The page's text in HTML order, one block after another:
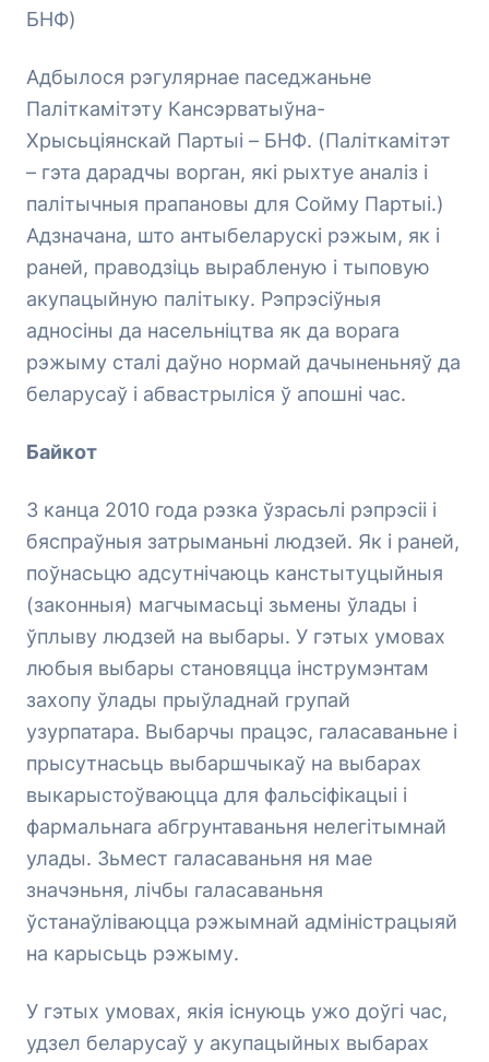
БНФ)
Адбылося рэгулярнае паседжаньне
Паліткамітэту Кансэрватыўна-
Хрысьціянскай Партыі – БНФ. (Паліткамітэт
– гэта дарадчы ворган, які рыхтуе аналіз і
палітычныя прапановы для Сойму Партыі.)
Адзначана, што антыбеларускі рэжым, як і
раней, праводзіць вырабленую і тыповую
акупацыйную палітыку. Рэпрэсіўныя
адносіны да насельніцтва як да ворага
рэжыму сталі даўно нормай дачыненьняў да
беларусаў і абвастрыліся ў апошні час.
Байкот
З канца 2010 года рэзка ўзрасьлі рэпрэсіі і
бяспраўныя затрыманьні людзей. Як і раней,
поўнасьцю адсутнічаюць канстытуцыйныя
(законныя) магчымасьці зьмены ўлады і
ўплыву людзей на выбары. У гэтых умовах
любыя выбары становяцца інструмэнтам
захопу ўлады прыўладнай групай
узурпатара. Выбарчы працэс, галасаваньне і
прысутнасьць выбаршчыкаў на выбарах
выкарыстоўваюцца для фальсіфікацыі і
фармальнага абгрунтаваньня нелегітымнай
улады. Зьмест галасаваньня ня мае
значэньня, лічбы галасаваньня
ўстанаўліваюцца рэжымнай адміністрацыяй
на карысьць рэжыму.
У гэтых умовах, якія існуюць ужо доўгі час,
удзел беларусаў у акупацыйных выбарах